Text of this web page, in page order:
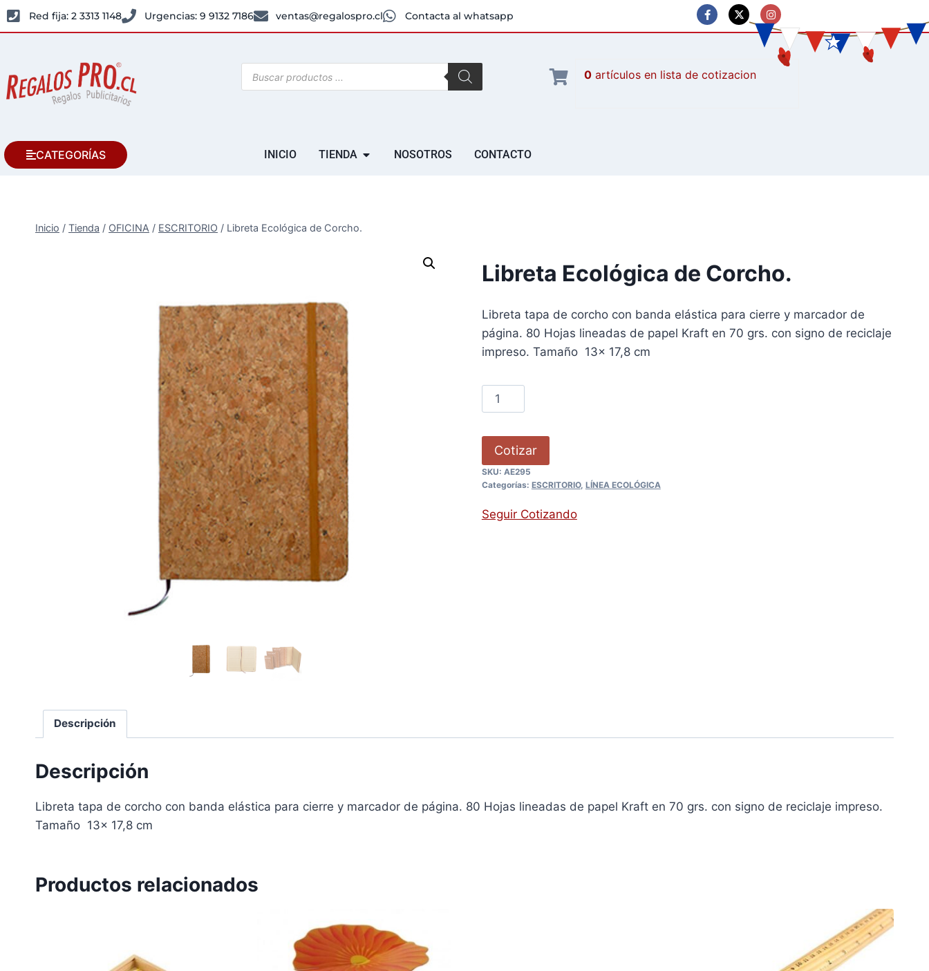
Red fija: 2 3313 1148 Urgencias: 9 9132 7186 ventas@regalospro.cl Contacta al whatsapp
0 artículos
CATEGORÍAS INICIO TIENDA NOSOTROS CONTACTO
Inicio / Tienda / OFICINA / ESCRITORIO / Libreta Ecológica de Corcho.
Libreta Ecológica de Corcho.
Libreta tapa de corcho con banda elástica para cierre y marcador de
página. 80 Hojas lineadas de papel Kraft en 70 grs. con signo de reciclaje
impreso. Tamaño 13x 17,8 cm
Cotizar
SKU: AE295
Categorías: ESCRITORIO, LÍNEA ECOLÓGICA
Seguir Cotizando
Descripción
Descripción
Libreta tapa de corcho con banda elástica para cierre y marcador de página. 80 Hojas lineadas de papel Kraft en 70 grs. con signo de reciclaje impreso.
Tamaño 13x 17,8 cm
Productos relacionados